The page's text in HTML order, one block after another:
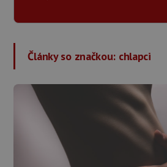
Články so značkou: chlapci